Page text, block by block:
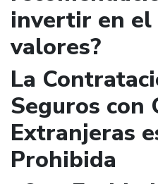
invertir en el
valores?
La
Seguros con
Extranjeras
Prohibida